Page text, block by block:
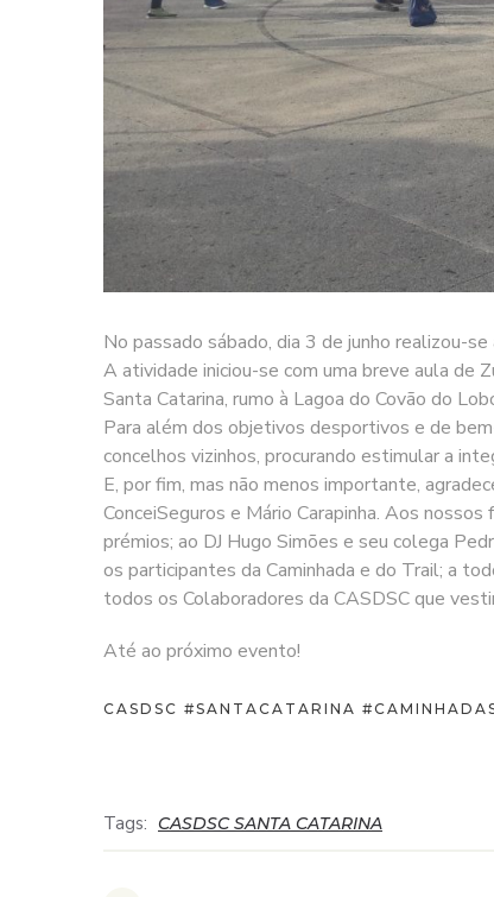
No passado sábado, dia 3 de junho realizou-
A atividade iniciou-se com uma breve aula de
Santa Catarina, rumo à Lagoa do Covão do
Para além dos objetivos desportivos e de
concelhos vizinhos, procurando estimular a
E, por fim, mas não menos importante,
ConceiSeguros e Mário Carapinha. Aos
prémios; ao DJ Hugo Simões e seu colega
os participantes da Caminhada e do Trail; a
todos os Colaboradores da CASDSC que
Até ao próximo evento!
CASDSC #SANTACATARINA
Tags: CASDSC SANTA CATARINA